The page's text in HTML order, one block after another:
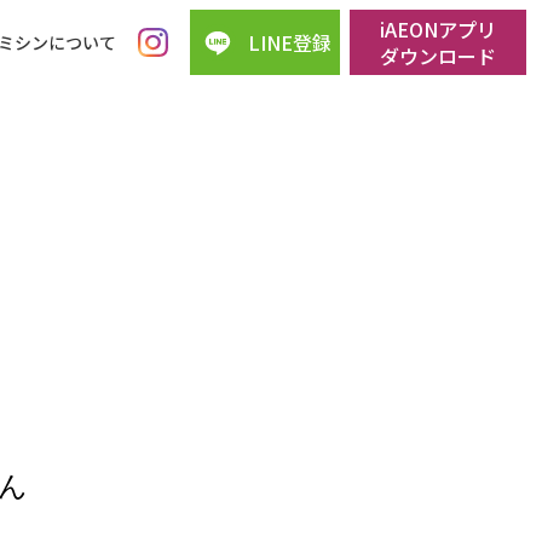
シンについて LINE登録
iAEONアプリ
ダウンロード